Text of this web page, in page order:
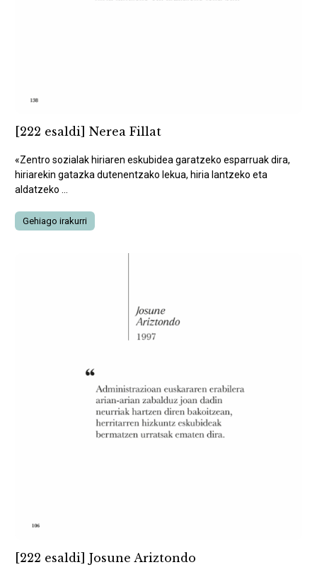
[222 esaldi] Nerea Fillat
«Zentro sozialak hiriaren eskubidea garatzeko esparruak dira,
hiriarekin gatazka dutenentzako lekua, hiria lantzeko eta
aldatzeko ...
Gehiago irakurri
[222 esaldi] Josune Ariztondo